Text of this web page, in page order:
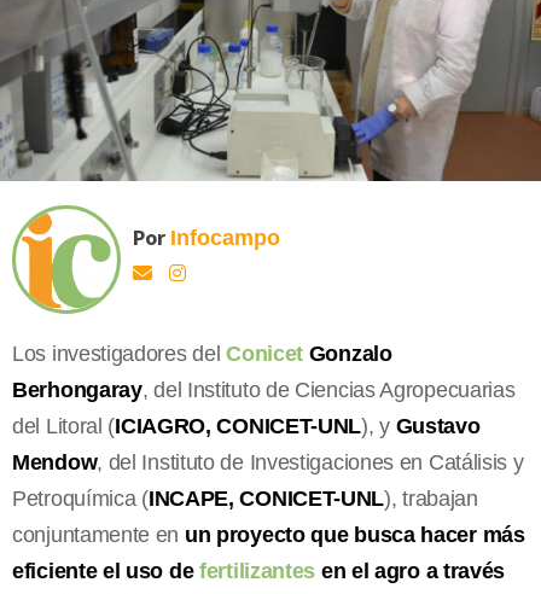
Por Infocampo
Los investigadores delConicet Gonzalo
Berhongaray, del Instituto de Ciencias Agropecuarias
del Litoral (ICIAGRO, CONICET-UNL), y Gustavo
Mendow, del Instituto de Investigaciones en Catálisis y
Petroquímica (INCAPE, CONICET-UNL), trabajan
conjuntamente en un proyecto que busca hacer más
eficiente el uso de fertilizantes en el agro a través